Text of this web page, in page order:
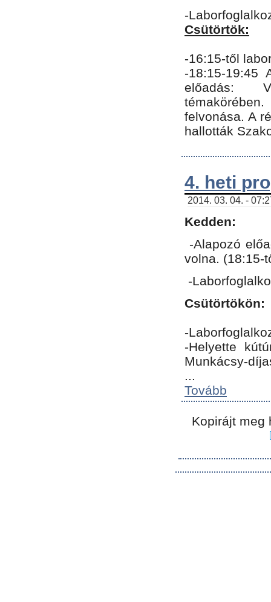
-
Csütörtök:
-16:15-től
-18:15-19:45
előadás:
felvonása. A
hallották
4. heti
2014. 03. 04. -
Kedden:
-Alapozó
volna. (18:15-
-
Csütörtökön:
-
-Helyette
Munkácsy-
...
Tovább
Kopirájt meg